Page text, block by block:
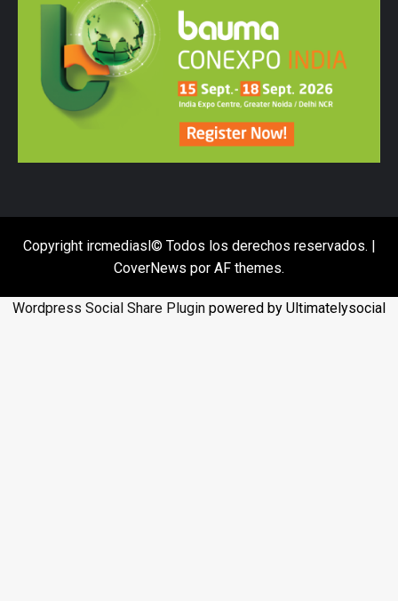
Copyright ircmediasl© Todos los derechos reservados. |
CoverNews por AF themes.
Wordpress Social Share Plugin powered by Ultimatelysocial